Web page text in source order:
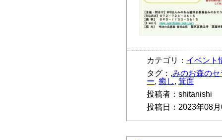
カテゴリ： イベント
タグ：,みのお森のセ
ー, 癒し, 箕面
投稿者：shitanishi
投稿日：2023年08